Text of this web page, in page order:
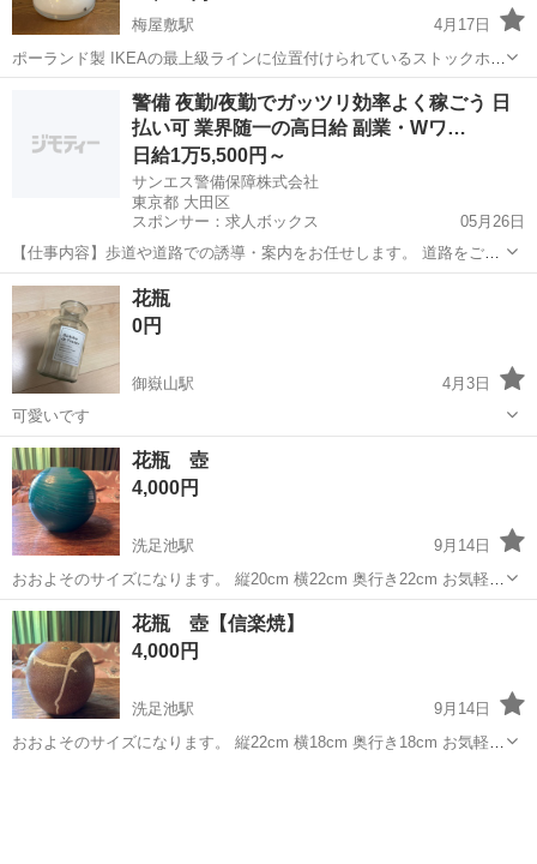
梅屋敷駅
4月17日
ポーランド製 IKEAの最上級ラインに位置付けられているストックホル
ムコレクションです。 90年代にIKEAからAnne Nilssonとのコラボレー
ションにて発売されたフラワーベースです。
大田区 梅屋敷駅 インテリア雑貨/小物
警備 夜勤/夜勤でガッツリ効率よく稼ごう 日
払い可 業界随一の高日給 副業・Wワ…
日給1万5,500円～
サンエス警備保障株式会社
東京都 大田区
スポンサー：求人ボックス
05月26日
【仕事内容】歩道や道路での誘導・案内をお任せします。 道路をご利
用される車両や歩行者の方が安全に安心して通行するために適切に誘
導してください。 勤務地へは直行直帰OKです! <未経験でも安心!!> 丁
寧な研修20hで基本的な知識を...
アルバイト・パート
花瓶
0円
御嶽山駅
4月3日
可愛いです
東京 大田区 御嶽山駅
花瓶 壺
4,000円
洗足池駅
9月14日
おおよそのサイズになります。 縦20cm 横22cm 奥行き22cm お気軽に
お声掛け下さい。
東京 大田区 洗足池駅 インテリア雑貨/小物
花瓶 壺【信楽焼】
4,000円
洗足池駅
9月14日
おおよそのサイズになります。 縦22cm 横18cm 奥行き18cm お気軽に